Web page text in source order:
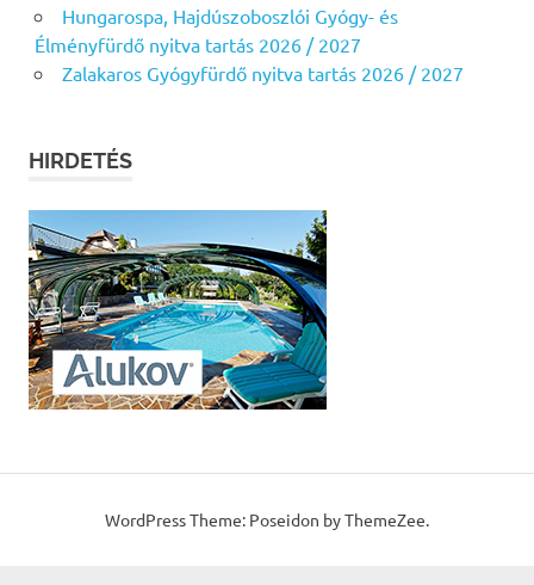
Hungarospa, Hajdúszoboszlói Gyógy- és
Élményfürdő nyitva tartás 2026 / 2027
Zalakaros Gyógyfürdő nyitva tartás 2026 / 2027
HIRDETÉS
WordPress Theme: Poseidon by ThemeZee.